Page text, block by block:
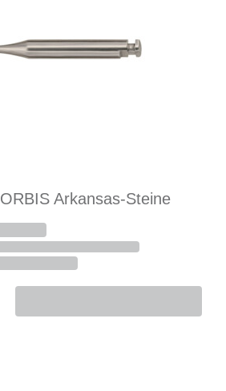
ORBIS Arkansas-Steine